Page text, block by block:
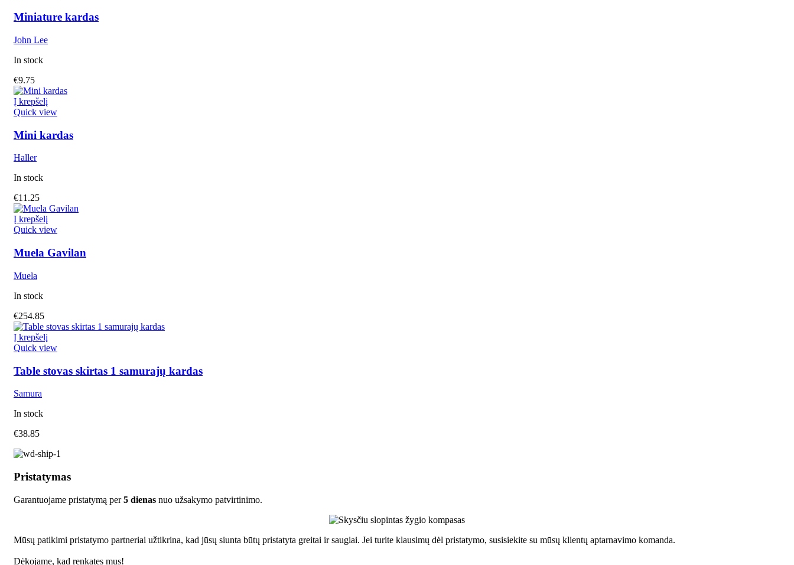
Miniature kardas
John Lee
In stock
€9.75
Į krepšelį
Quick view
Mini kardas
Haller
In stock
€11.25
Į krepšelį
Quick view
Muela Gavilan
Muela
In stock
€254.85
Į krepšelį
Quick view
Table stovas skirtas 1 samurajų kardas
Samura
In stock
€38.85
Pristatymas
Garantuojame pristatymą per5 dienas nuo užsakymo patvirtinimo.
Mūsų patikimi pristatymo partneriai užtikrina, kad jūsų siunta būtų pristatyta greitai ir saugiai. Jei turite klausimų dėl pristatymo, susisiekite su mūsų klientų aptarnavimo komanda.
Dėkojame, kad renkates mus!